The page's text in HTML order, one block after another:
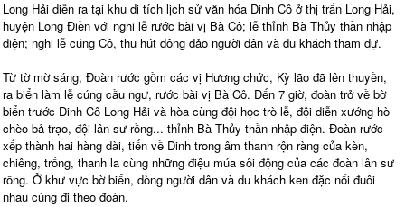
Long Hải diễn ra tại khu di tích lịch sử văn hóa Dinh Cô ở thị trấn Long Hải,
huyện Long Điền với nghi lễ rước bài vị Bà Cô; lễ thỉnh Bà Thủy thần nhập
điện; nghi lễ cúng Cô, thu hút đông đảo người dân và du khách tham dự.
Từ tờ mờ sáng, Đoàn rước gồm các vị Hương chức, Kỳ lão đã lên thuyền,
ra biển làm lễ cúng cầu ngư, rước bài vị Bà Cô. Đến 7 giờ, đoàn trở về bờ
biển trước Dinh Cô Long Hải và hòa cùng đội học trò lễ, đội diễn xướng hò
chèo bả trạo, đội lân sư rồng... thỉnh Bà Thủy thần nhập điện. Đoàn rước
xếp thành hai hàng dài, tiến về Dinh trong âm thanh rộn ràng của kèn,
chiêng, trống, thanh la cùng những điệu múa sôi động của các đoàn lân sư
rồng. Ở khư vực bờ biển, dòng người dân và du khách ken đặc nối đuôi
nhau cùng đi theo đoàn.